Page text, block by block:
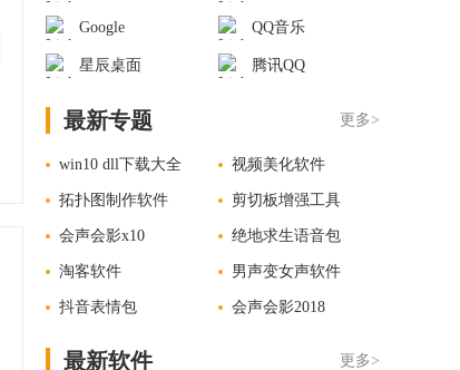
Google QQ音乐
星辰桌面 腾讯QQ
最新专题 更多>
win10 dll下载大全 视频美化软件
拓扑图制作软件 剪切板增强工具
会声会影x10 绝地求生语音包
淘客软件 男声变女声软件
抖音表情包 会声会影2018
最新软件 更多>